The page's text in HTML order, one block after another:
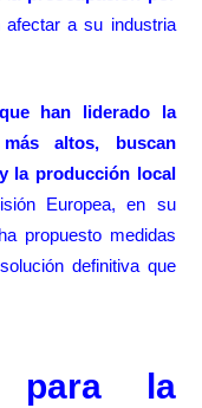
afectar a su industria
han liderado la
altos, buscan
la producción local
Europea, en su
propuesto medidas
definitiva que
para la